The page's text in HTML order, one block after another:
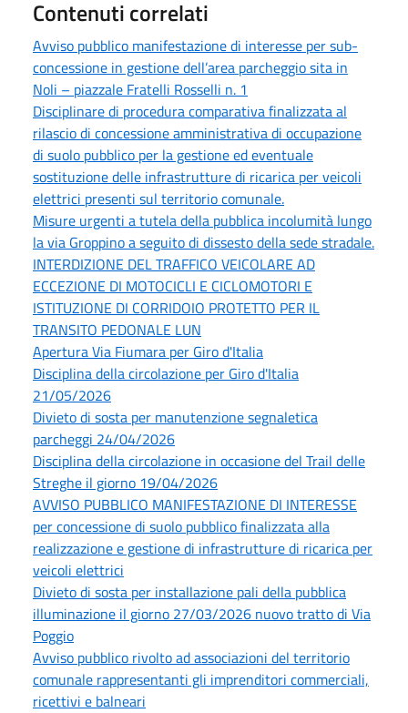
Contenuti correlati
Avviso pubblico manifestazione di interesse per sub-
concessione in gestione dell’area parcheggio sita in
Noli – piazzale Fratelli Rosselli n. 1
Disciplinare di procedura comparativa finalizzata al
rilascio di concessione amministrativa di occupazione
di suolo pubblico per la gestione ed eventuale
sostituzione delle infrastrutture di ricarica per veicoli
elettrici presenti sul territorio comunale.
Misure urgenti a tutela della pubblica incolumità lungo
la via Groppino a seguito di dissesto della sede stradale.
INTERDIZIONE DEL TRAFFICO VEICOLARE AD
ECCEZIONE DI MOTOCICLI E CICLOMOTORI E
ISTITUZIONE DI CORRIDOIO PROTETTO PER IL
TRANSITO PEDONALE LUN
Apertura Via Fiumara per Giro d'Italia
Disciplina della circolazione per Giro d'Italia
21/05/2026
Divieto di sosta per manutenzione segnaletica
parcheggi 24/04/2026
Disciplina della circolazione in occasione del Trail delle
Streghe il giorno 19/04/2026
AVVISO PUBBLICO MANIFESTAZIONE DI INTERESSE
per concessione di suolo pubblico finalizzata alla
realizzazione e gestione di infrastrutture di ricarica per
veicoli elettrici
Divieto di sosta per installazione pali della pubblica
illuminazione il giorno 27/03/2026 nuovo tratto di Via
Poggio
Avviso pubblico rivolto ad associazioni del territorio
comunale rappresentanti gli imprenditori commerciali,
ricettivi e balneari